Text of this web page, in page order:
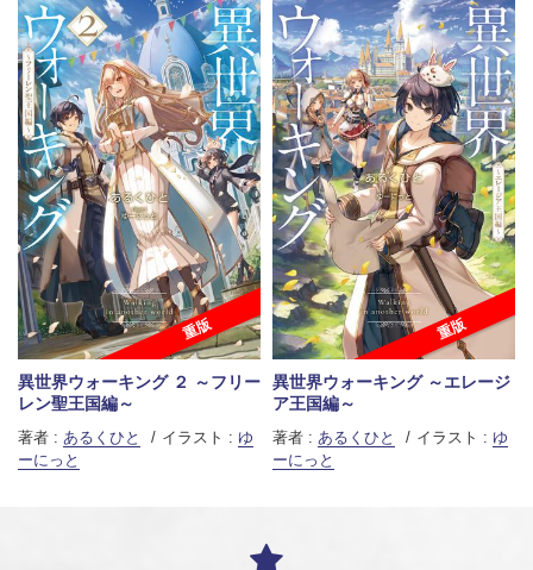
重版
異世界ウォーキング ２ ～フリー
レン聖王国編～
著者 : あるくひと イラスト : ゆ
ーにっと
重版
異世界ウォーキング ～エレージ
ア王国編～
著者 : あるくひと イラスト : ゆ
ーにっと